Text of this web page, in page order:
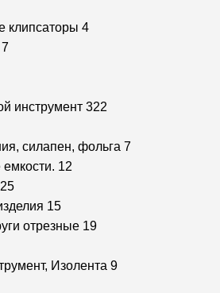
клипсаторы 4
7
инструмент 322
силапен, фольга 7
12
25
15
отрезные 19
Изолента 9